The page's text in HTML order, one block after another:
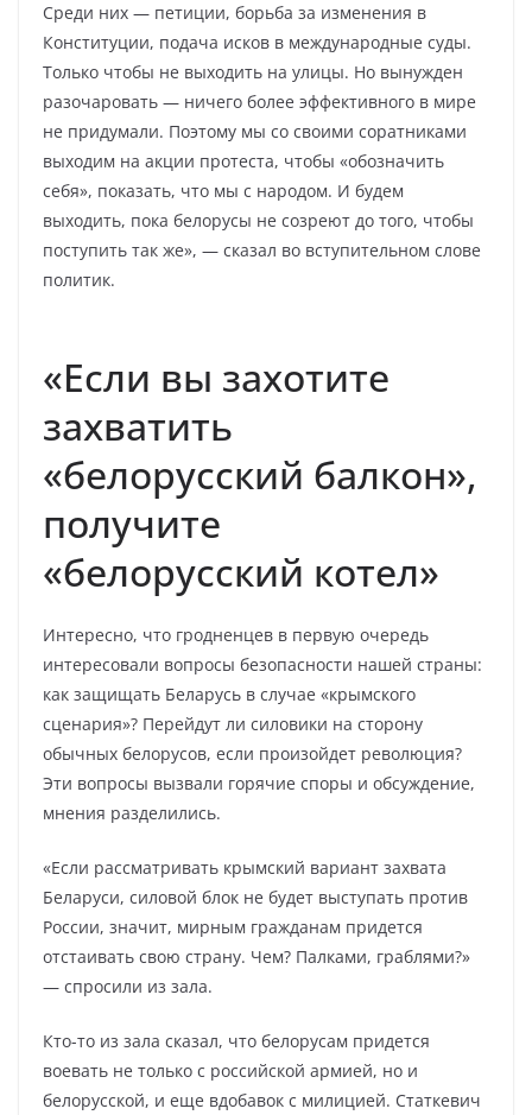
Среди них — петиции, борьба за изменения в
Конституции, подача исков в международные суды.
Только чтобы не выходить на улицы. Но вынужден
разочаровать — ничего более эффективного в мире
не придумали. Поэтому мы со своими соратниками
выходим на акции протеста, чтобы «обозначить
себя», показать, что мы с народом. И будем
выходить, пока белорусы не созреют до того, чтобы
поступить так же», — сказал во вступительном слове
политик.
«Если вы захотите
захватить
«белорусский балкон»,
получите
«белорусский котел»
Интересно, что гродненцев в первую очередь
интересовали вопросы безопасности нашей страны:
как защищать Беларусь в случае «крымского
сценария»? Перейдут ли силовики на сторону
обычных белорусов, если произойдет революция?
Эти вопросы вызвали горячие споры и обсуждение,
мнения разделились.
«Если рассматривать крымский вариант захвата
Беларуси, силовой блок не будет выступать против
России, значит, мирным гражданам придется
отстаивать свою страну. Чем? Палками, граблями?»
— спросили из зала.
Кто-то из зала сказал, что белорусам придется
воевать не только с российской армией, но и
белорусской, и еще вдобавок с милицией. Статкевич